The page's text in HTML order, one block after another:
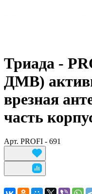
Триада -
ДМВ)
врезная
часть
Арт. PROFI - 691